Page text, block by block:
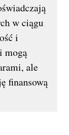
w ciągu
i
mogą
ale
finansową